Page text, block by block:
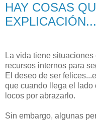
HAY COSAS
EXPLICACIÓN...
La vida tiene
recursos internos para
El deseo de ser
que cuando llega el lado
locos por abrazarlo.
Sin embargo, algunas